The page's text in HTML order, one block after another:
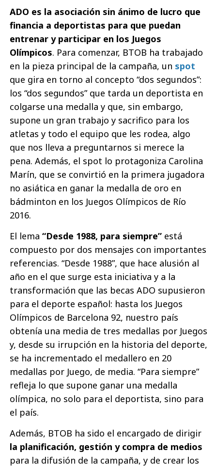
ADO es la asociación sin ánimo de lucro que
financia a deportistas para que puedan
entrenar y participar en los Juegos
Olímpicos. Para comenzar, BTOB ha trabajado
en la pieza principal de la campaña, un spot
que gira en torno al concepto “dos segundos”:
los “dos segundos” que tarda un deportista en
colgarse una medalla y que, sin embargo,
supone un gran trabajo y sacrifico para los
atletas y todo el equipo que les rodea, algo
que nos lleva a preguntarnos si merece la
pena. Además, el spot lo protagoniza Carolina
Marín, que se convirtió en la primera jugadora
no asiática en ganar la medalla de oro en
bádminton en los Juegos Olímpicos de Río
2016.
El lema “Desde 1988, para siempre” está
compuesto por dos mensajes con importantes
referencias. “Desde 1988”, que hace alusión al
año en el que surge esta iniciativa y a la
transformación que las becas ADO supusieron
para el deporte español: hasta los Juegos
Olímpicos de Barcelona 92, nuestro país
obtenía una media de tres medallas por Juegos
y, desde su irrupción en la historia del deporte,
se ha incrementado el medallero en 20
medallas por Juego, de media. “Para siempre”
refleja lo que supone ganar una medalla
olímpica, no solo para el deportista, sino para
el país.
Además, BTOB ha sido el encargado de dirigir
la planificación, gestión y compra de medios
para la difusión de la campaña, y de crear los